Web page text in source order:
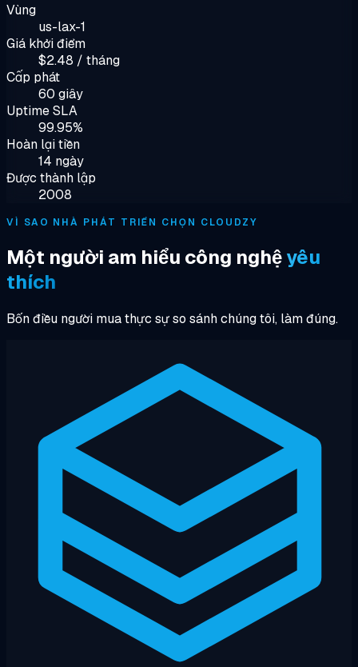
Vùng
us-lax-1
Giá khởi điểm
$2.48 / tháng
Cấp phát
60 giây
Uptime SLA
99.95%
Hoàn lại tiền
14 ngày
Được thành lập
2008
VÌ SAO NHÀ PHÁT TRIỂN CHỌN CLOUDZY
Một người am hiểu công nghệyêu
thích
Bốn điều người mua thực sự so sánh chúng tôi, làm đúng.